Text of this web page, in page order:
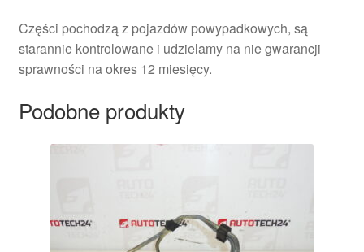
Części pochodzą z pojazdów powypadkowych, są
starannie kontrolowane i udzielamy na nie gwarancji
sprawności na okres 12 miesięcy.
Podobne produkty